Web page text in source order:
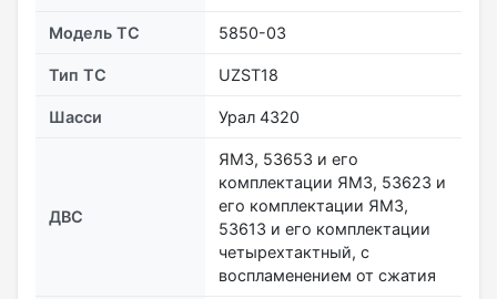
Модель ТС 5850-03
Тип ТС UZST18
Шасси Урал 4320
ДВС
ЯМЗ, 53653 и его
комплектации ЯМЗ, 53623 и
его комплектации ЯМЗ,
53613 и его комплектации
четырехтактный, с
воспламенением от сжатия